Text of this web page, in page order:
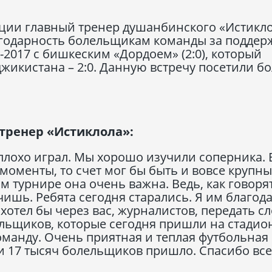
главный тренер душанбинского
болельщикам команды за
с бишкеским «Дордоем» (2:0), который
– 2:0. Данную встречу посетили
«Истиклола»:
играл. Мы хорошо изучили соперника.
то счет мог бы быть и вовсе
турнире она очень важна. Ведь, как
Ребята сегодня старались. Я им
бы через вас, журналистов, передать
которые сегодня пришли на
Очень приятная и теплая футбольная
17 тысяч болельщиков пришло. Спасибо